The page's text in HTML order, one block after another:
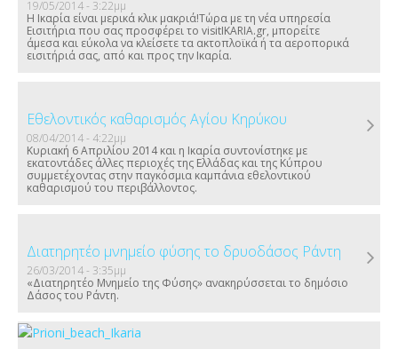
19/05/2014 - 3:22μμ
Η Ικαρία είναι μερικά κλικ μακριά!Τώρα με τη νέα υπηρεσία
Εισιτήρια που σας προσφέρει το visitIKARIA.gr, μπορείτε
άμεσα και εύκολα να κλείσετε τα ακτοπλοϊκά ή τα αεροπορικά
εισιτήριά σας, από και προς την Ικαρία.
Εθελοντικός καθαρισμός Αγίου Κηρύκου
08/04/2014 - 4:22μμ
Κυριακή 6 Απριλίου 2014 και η Ικαρία συντονίστηκε με
εκατοντάδες άλλες περιοχές της Ελλάδας και της Κύπρου
συμμετέχοντας στην παγκόσμια καμπάνια εθελοντικού
καθαρισμού του περιβάλλοντος.
Διατηρητέο μνημείο φύσης το δρυοδάσος Ράντη
26/03/2014 - 3:35μμ
«Διατηρητέο Μνημείο της Φύσης» ανακηρύσσεται το δημόσιο
Δάσος του Ράντη.